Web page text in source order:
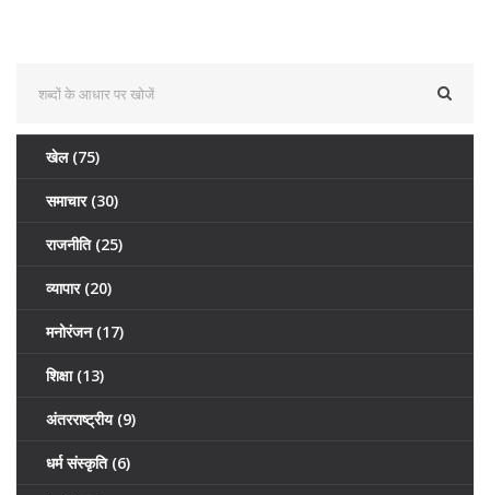
खेल (75)
समाचार (30)
राजनीति (25)
व्यापार (20)
मनोरंजन (17)
शिक्षा (13)
अंतरराष्ट्रीय (9)
धर्म संस्कृति (6)